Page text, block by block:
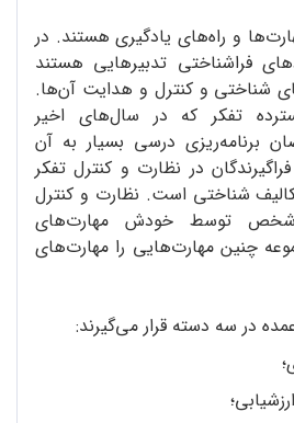
و راه‌های یادگیری هستند. در
فراشناختی تدبیرهایی هستند
شناختی و کنترل و هدایت آن‌ها.
تفکر که در سال‌های اخیر
برنامه‌ریزی درسی بسیار به آن
در نظارت و کنترل تفکر
شناختی است. نظارت و کنترل
شخص توسط خودش مهارت‌های
چنین مهارت‌هایی را مهارت‌های
در سه دسته قرار می‌گیرند: